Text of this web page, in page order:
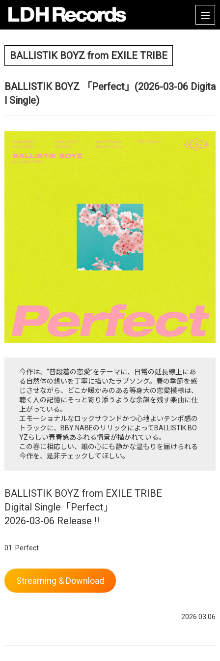
BALLISTIK BOYZ from EXILE TRIBE
BALLISTIK BOYZ 「Perfect」(2026-03-06 Digita
l Single)
今作は、“普段着の恋愛”をテーマに、日常の延長線上にあ
る自然体の想いを丁寧に描いたラブソング。春の季節を感
じさせながら、どこか暖かみのある等身大の恋愛模様は、
聴く人の記憶にそっと寄り添うような余韻を残す楽曲に仕
上がっている。
エモーショナルなロックサウンドかつ心地よいテンポ感の
トラックに、BBY NABEのリリックによってBALLISTIK BO
YZらしい青春感あふれる情景が描かれている。
この春に相応しい、誰の心にも静かな温もりを届けられる
今作を、是非チェックしてほしい。
BALLISTIK BOYZ from EXILE TRIBE
Digital Single「Perfect」
2026-03-06 Release !!
01. Perfect
Streaming & Download
2026.03.06